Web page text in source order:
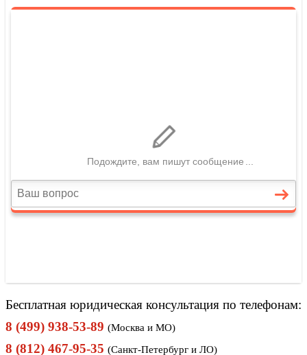
Бесплатная юридическая консультация по телефонам:
8 (499) 938-53-89 (Москва и МО)
8 (812) 467-95-35 (Санкт-Петербург и ЛО)